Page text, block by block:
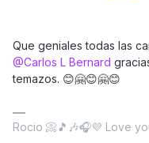
Que geniales todas las
@Carlos L Bernard
temazos. 😊🤗😊🤗😊
Rocio 📀🎵🎶🎧💜 Love